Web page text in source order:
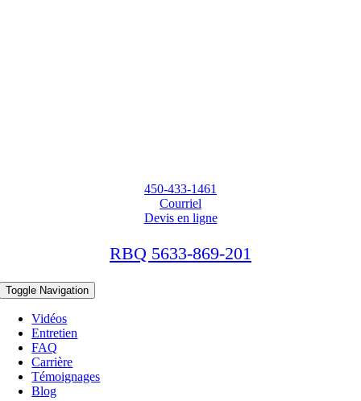
450-433-1461
Courriel
Devis en ligne
RBQ 5633-869-201
Toggle Navigation
Vidéos
Entretien
FAQ
Carrière
Témoignages
Blog